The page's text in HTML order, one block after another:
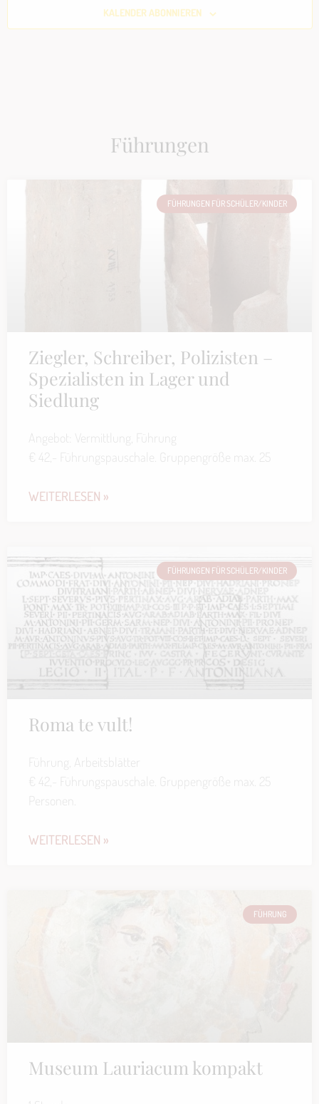
FÜHRUNGEN FÜR SCHÜLER/KINDER
Ziegler, Schreiber, Polizisten –
Spezialisten in Lager und
Siedlung
Angebot: Vermittlung, Führung
€ 42,- Führungspauschale. Gruppengröße max. 25
WEITERLESEN »
FÜHRUNGEN FÜR SCHÜLER/KINDER
Roma te vult!
Führung, Arbeitsblätter
€ 42,- Führungspauschale. Gruppengröße max. 25
Personen.
WEITERLESEN »
FÜHRUNG
Museum Lauriacum kompakt
KALENDER ABONNIEREN
Führungen